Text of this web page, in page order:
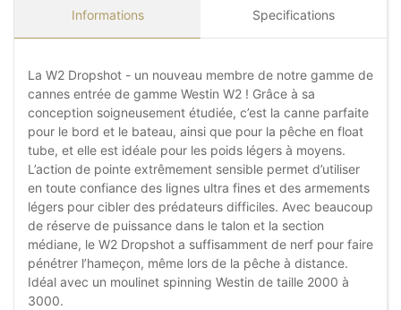
Informations Specifications
La W2 Dropshot - un nouveau membre de notre gamme de
cannes entrée de gamme Westin W2 ! Grâce à sa
conception soigneusement étudiée, c’est la canne parfaite
pour le bord et le bateau, ainsi que pour la pêche en float
tube, et elle est idéale pour les poids légers à moyens.
L’action de pointe extrêmement sensible permet d’utiliser
en toute confiance des lignes ultra fines et des armements
légers pour cibler des prédateurs difficiles. Avec beaucoup
de réserve de puissance dans le talon et la section
médiane, le W2 Dropshot a suffisamment de nerf pour faire
pénétrer l’hameçon, même lors de la pêche à distance.
Idéal avec un moulinet spinning Westin de taille 2000 à
3000.